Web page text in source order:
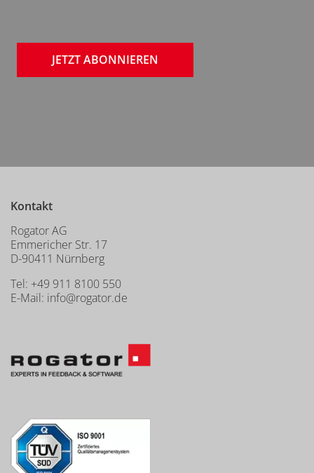
JETZT ABONNIEREN
Kontakt
Rogator AG
Emmericher Str. 17
D-90411 Nürnberg
Tel: +49 911 8100 550
E-Mail: info@rogator.de